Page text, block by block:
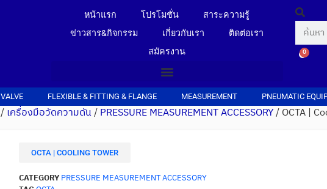
หน้าแรก โปรโมชั่น
สาระความรู้
ข่าวสาร&กิจกรรม
เกี่ยวกับเรา
ติดต่อเรา
สมัครงาน
0
VALVE FLEXIBLE & FITTING & FLANGE MEASUREMENT PNEUMATIC
/เครื่องมือวัดความดัน/PRESSURE MEASUREMENT ACCESSORY/ OCTA |
OCTA | COOLING TOWER
CATEGORYPRESSURE MEASUREMENT ACCESSORY